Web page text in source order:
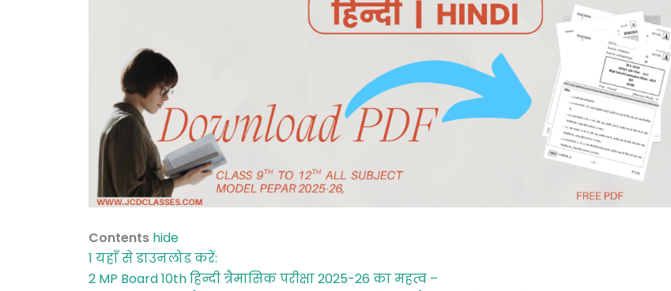
Contents hide
1 यहाँ से डाउनलोड करें:
2 MP Board 10th हिन्दी त्रैमासिक परीक्षा 2025-26 का महत्व –